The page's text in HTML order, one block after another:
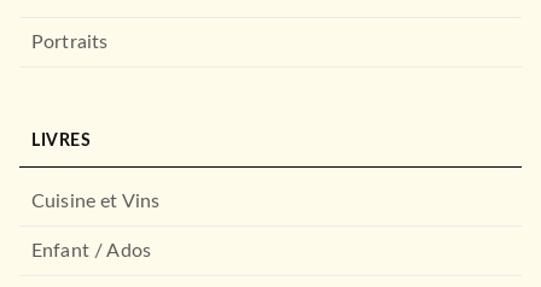
Portraits
LIVRES
Cuisine et Vins
Enfant / Ados